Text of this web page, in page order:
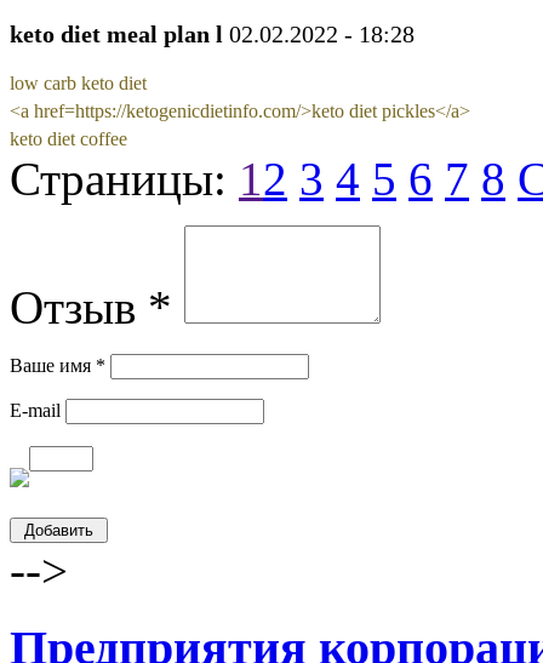
keto diet meal plan l 02.02.2022 - 18:28
low carb keto diet
<a href=https://ketogenicdietinfo.com/>keto diet pickles</a>
keto diet coffee
Страницы: 1 2 3 4 5 6 7 8
Отзыв *
Ваше имя *
E-mail
-->
Предприятия